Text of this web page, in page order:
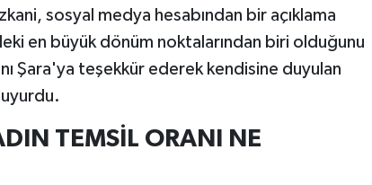
sosyal medya hesabından bir açıklama
en büyük dönüm noktalarından biri olduğunu
Şara'ya teşekkür ederek kendisine duyulan
TEMSİL ORANI NE